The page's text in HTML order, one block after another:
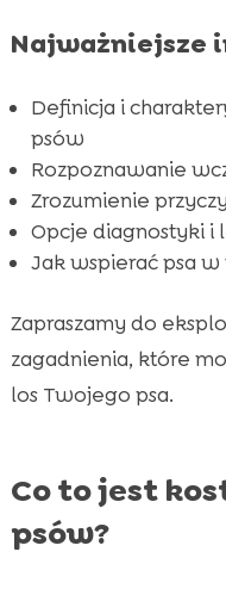

Porady dla
 Najczęściej
 Historie
Wniosek
FAQ
Najważniejsze
Definicja i
psów
Rozpoznawanie
Zrozumienie
Opcje diagnostyki i
Jak wspierać psa
Zapraszamy do
zagadnienia, które
los Twojego psa.
Co to jest
psów?